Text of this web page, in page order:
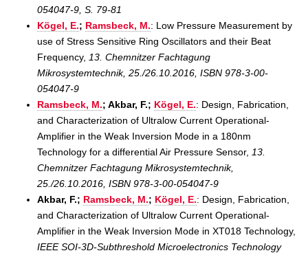
054047-9, S. 79-81
Kögel, E.; Ramsbeck, M.: Low Pressure Measurement by
use of Stress Sensitive Ring Oscillators and their Beat
Frequency, 13. Chemnitzer Fachtagung
Mikrosystemtechnik, 25./26.10.2016, ISBN 978-3-00-
054047-9
Ramsbeck, M.; Akbar, F.; Kögel, E.: Design, Fabrication,
and Characterization of Ultralow Current Operational-
Amplifier in the Weak Inversion Mode in a 180nm
Technology for a differential Air Pressure Sensor, 13.
Chemnitzer Fachtagung Mikrosystemtechnik,
25./26.10.2016, ISBN 978-3-00-054047-9
Akbar, F.; Ramsbeck, M.; Kögel, E.: Design, Fabrication,
and Characterization of Ultralow Current Operational-
Amplifier in the Weak Inversion Mode in XT018 Technology,
IEEE SOI-3D-Subthreshold Microelectronics Technology